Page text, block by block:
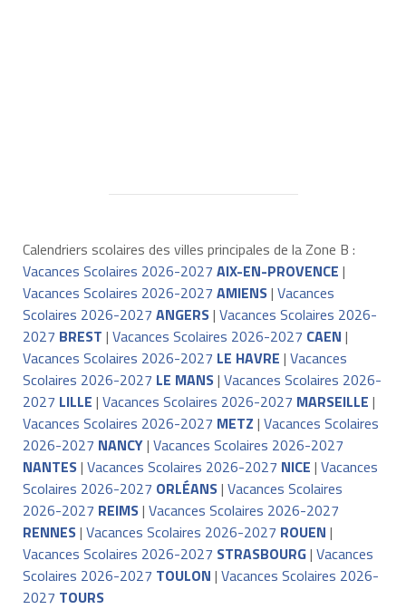
Calendriers scolaires des villes principales de la Zone B :
Vacances Scolaires 2026-2027 AIX-EN-PROVENCE |
Vacances Scolaires 2026-2027 AMIENS| Vacances
Scolaires 2026-2027 ANGERS| Vacances Scolaires 2026-
2027 BREST | Vacances Scolaires 2026-2027 CAEN |
Vacances Scolaires 2026-2027 LE HAVRE | Vacances
Scolaires 2026-2027 LE MANS| Vacances Scolaires 2026-
2027 LILLE | Vacances Scolaires 2026-2027 MARSEILLE |
Vacances Scolaires 2026-2027 METZ | Vacances Scolaires
2026-2027 NANCY| Vacances Scolaires 2026-2027
NANTES| Vacances Scolaires 2026-2027 NICE | Vacances
Scolaires 2026-2027 ORLÉANS| Vacances Scolaires
2026-2027 REIMS| Vacances Scolaires 2026-2027
RENNES| Vacances Scolaires 2026-2027 ROUEN |
Vacances Scolaires 2026-2027 STRASBOURG| Vacances
Scolaires 2026-2027 TOULON | Vacances Scolaires 2026-
2027 TOURS